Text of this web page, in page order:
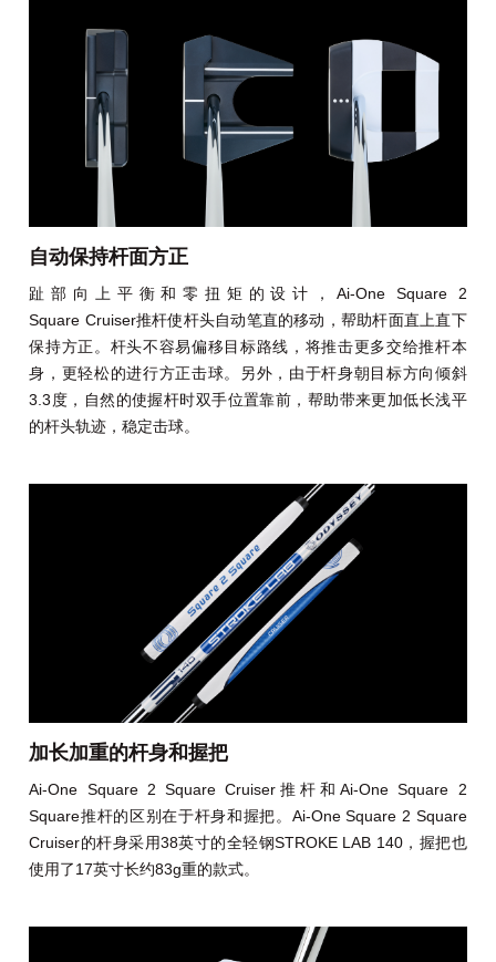
自动保持杆面方正
趾部向上平衡和零扭矩的设计，Ai-One Square 2
Square Cruiser推杆使杆头自动笔直的移动，帮助杆面直上直下
保持方正。杆头不容易偏移目标路线，将推击更多交给推杆本
身，更轻松的进行方正击球。另外，由于杆身朝目标方向倾斜
3.3度，自然的使握杆时双手位置靠前，帮助带来更加低长浅平
的杆头轨迹，稳定击球。
加长加重的杆身和握把
Ai-One Square 2 Square Cruiser推杆和Ai-One Square 2
Square推杆的区别在于杆身和握把。Ai-One Square 2 Square
Cruiser的杆身采用38英寸的全轻钢STROKE LAB 140，握把也
使用了17英寸长约83g重的款式。